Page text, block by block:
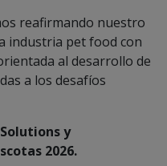
reafirmando nuestro
industria pet food con
al desarrollo de
a los desafíos
y
2026.